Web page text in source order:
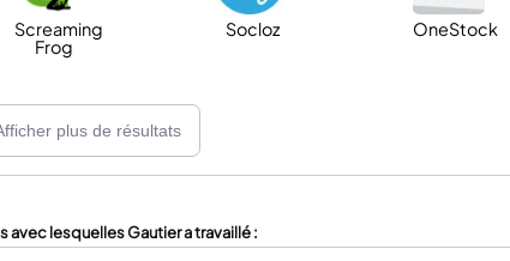
Screaming
Frog
Socloz OneStock
plus de résultats
avec lesquelles Gautier a travaillé :